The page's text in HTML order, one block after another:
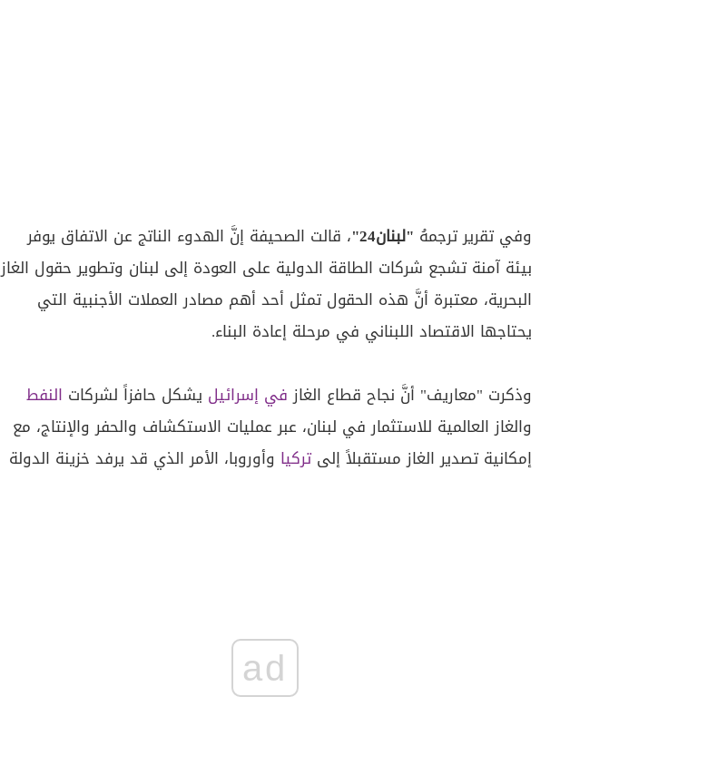
وفي تقرير ترجمهُ "لبنان24"
، قالت الصحيفة إنَّ الهدوء الناتج عن الاتفاق يوفر
بيئة آمنة تشجع شركات الطاقة الدولية على العودة إلى لبنان وتطوير حقول الغاز
البحرية، معتبرة أنَّ هذه الحقول تمثل أحد أهم مصادر العملات الأجنبية التي
يحتاجها الاقتصاد اللبناني في مرحلة إعادة البناء.
وذكرت "معاريف" أنَّ نجاح قطاع الغازفي إسرائيل يشكل حافزاً لشركات النفط
والغاز العالمية للاستثمار في لبنان، عبر عمليات الاستكشاف والحفر والإنتاج، مع
إمكانية تصدير الغاز مستقبلاً إلى تركيا وأوروبا، الأمر الذي قد يرفد خزينة الدولة
ad